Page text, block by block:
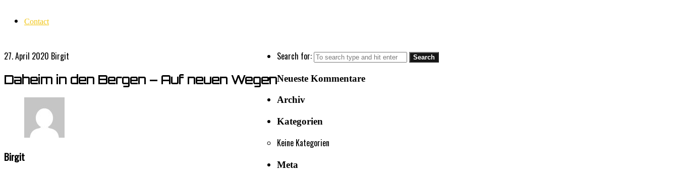
Contact
27. April 2020 Birgit
Daheim in den Bergen – Auf neuen Wegen
Birgit
Search for:
Neueste Kommentare
Archiv
Kategorien
Keine Kategorien
Meta